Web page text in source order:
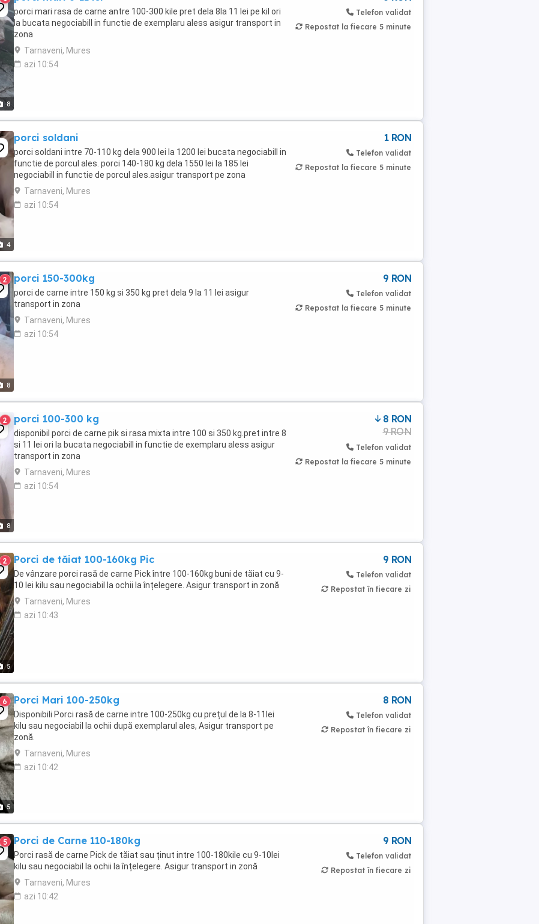
8
porci mari rasa de carne antre 100-300 kile pret dela 8la 11 lei pe kil ori
la bucata negociabill in functie de exemplaru aless asigur transport in
zona
Tarnaveni, Mures
azi 10:54
Telefon validat
Repostat la fiecare 5 minute
4
porci soldani
porci soldani intre 70-110 kg dela 900 lei la 1200 lei bucata negociabill in
functie de porcul ales. porci 140-180 kg dela 1550 lei la 185 lei
negociabill in functie de porcul ales.asigur transport pe zona
Tarnaveni, Mures
azi 10:54
1 RON
Telefon validat
Repostat la fiecare 5 minute
8
2 porci 150-300kg
porci de carne intre 150 kg si 350 kg pret dela 9 la 11 lei asigur
transport in zona
Tarnaveni, Mures
azi 10:54
9 RON
Telefon validat
Repostat la fiecare 5 minute
8
2 porci 100-300 kg
disponibil porci de carne pik si rasa mixta intre 100 si 350 kg.pret intre 8
si 11 lei ori la bucata negociabill in functie de exemplaru aless asigur
transport in zona
Tarnaveni, Mures
azi 10:54
8 RON
9 RON
Telefon validat
Repostat la fiecare 5 minute
5
2 Porci de tăiat 100-160kg Pic
De vânzare porci rasă de carne Pick între 100-160kg buni de tăiat cu 9-
10 lei kilu sau negociabil la ochii la înțelegere. Asigur transport in zonă
Tarnaveni, Mures
azi 10:43
9 RON
Telefon validat
Repostat în fiecare zi
5
6 Porci Mari 100-250kg
Disponibili Porci rasă de carne intre 100-250kg cu prețul de la 8-11lei
kilu sau negociabil la ochii după exemplarul ales, Asigur transport pe
zonă.
Tarnaveni, Mures
azi 10:42
8 RON
Telefon validat
Repostat în fiecare zi
5 Porci de Carne 110-180kg
Porci rasă de carne Pick de tăiat sau ținut intre 100-180kile cu 9-10lei
kilu sau negociabil la ochii la înțelegere. Asigur transport in zonă
Tarnaveni, Mures
azi 10:42
9 RON
Telefon validat
Repostat în fiecare zi